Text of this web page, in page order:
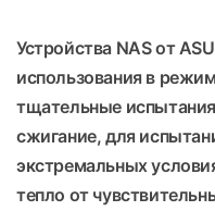
Устройства NAS от
использования в
тщательные
сжигание, для
экстремальных
тепло от